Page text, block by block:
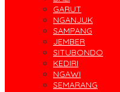
GARUT
NGANJUK
SAMPANG
JEMBER
SITUBONDO
KEDIRI
NGAWI
SEMARANG